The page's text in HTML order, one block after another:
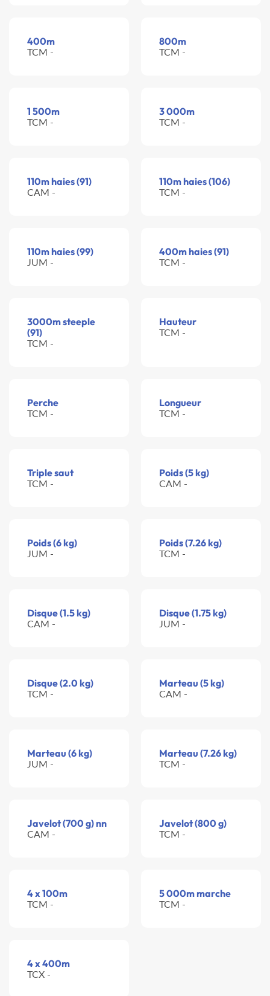
400m
TCM -
800m
TCM -
1 500m
TCM -
3 000m
TCM -
110m haies (91)
CAM -
110m haies (106)
TCM -
110m haies (99)
JUM -
400m haies (91)
TCM -
3000m steeple
(91)
TCM -
Hauteur
TCM -
Perche
TCM -
Longueur
TCM -
Triple saut
TCM -
Poids (5 kg)
CAM -
Poids (6 kg)
JUM -
Poids (7.26 kg)
TCM -
Disque (1.5 kg)
CAM -
Disque (1.75 kg)
JUM -
Disque (2.0 kg)
TCM -
Marteau (5 kg)
CAM -
Marteau (6 kg)
JUM -
Marteau (7.26 kg)
TCM -
Javelot (700 g) nn
CAM -
Javelot (800 g)
TCM -
4 x 100m
TCM -
5 000m marche
TCM -
4 x 400m
TCX -